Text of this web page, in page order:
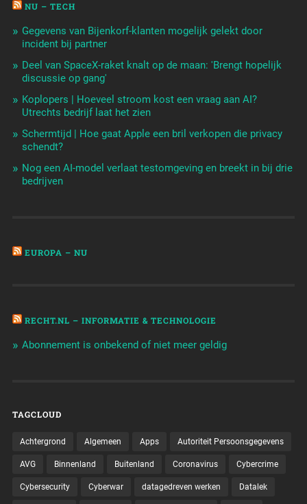
NU – TECH
Gegevens van Bijenkorf-klanten mogelijk gelekt door
incident bij partner
Deel van SpaceX-raket knalt op de maan: 'Brengt hopelijk
discussie op gang'
Koplopers | Hoeveel stroom kost een vraag aan AI?
Utrechts bedrijf laat het zien
Schermtijd | Hoe gaat Apple een bril verkopen die privacy
schendt?
Nog een AI-model verlaat testomgeving en breekt in bij drie
bedrijven
EUROPA – NU
RECHT.NL – INFORMATIE & TECHNOLOGIE
Abonnement is onbekend of niet meer geldig
TAGCLOUD
Achtergrond Algemeen Apps Autoriteit Persoonsgegevens
AVG Binnenland Buitenland Coronavirus Cybercrime
Cybersecurity Cyberwar datagedreven werken Datalek